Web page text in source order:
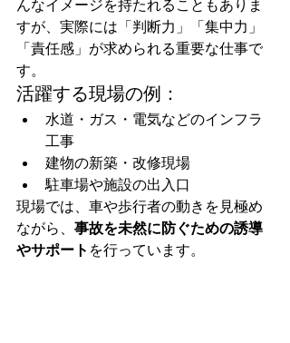
んなイメージを持たれることもありま
すが、実際には「判断力」「集中力」
「責任感」が求められる重要な仕事で
す。
活躍する現場の例：
水道・ガス・電気などのインフラ
工事
建物の新築・改修現場
駐車場や施設の出入口
現場では、車や歩行者の動きを見極め
ながら、 事故を未然に防ぐための誘導
やサポート を行っています。